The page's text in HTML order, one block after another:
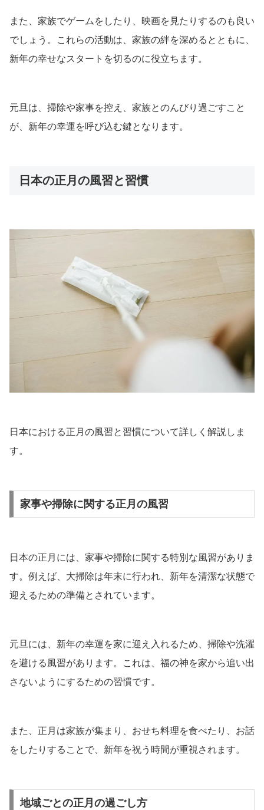
また、家族でゲームをしたり、映画を見たりするのも良い
でしょう。これらの活動は、家族の絆を深めるとともに、
新年の幸せなスタートを切るのに役立ちます。
元旦は、掃除や家事を控え、家族とのんびり過ごすこと
が、新年の幸運を呼び込む鍵となります。
日本の正月の風習と習慣
日本における正月の風習と習慣について詳しく解説しま
す。
家事や掃除に関する正月の風習
日本の正月には、家事や掃除に関する特別な風習がありま
す。例えば、大掃除は年末に行われ、新年を清潔な状態で
迎えるための準備とされています。
元旦には、新年の幸運を家に迎え入れるため、掃除や洗濯
を避ける風習があります。これは、福の神を家から追い出
さないようにするための習慣です。
また、正月は家族が集まり、おせち料理を食べたり、お話
をしたりすることで、新年を祝う時間が重視されます。
地域ごとの正月の過ごし方